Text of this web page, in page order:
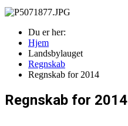
Du er her:
Hjem
Landsbylauget
Regnskab
Regnskab for 2014
Regnskab for 2014